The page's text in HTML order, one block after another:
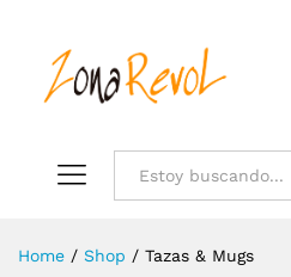
Home / Shop / Tazas & Mugs